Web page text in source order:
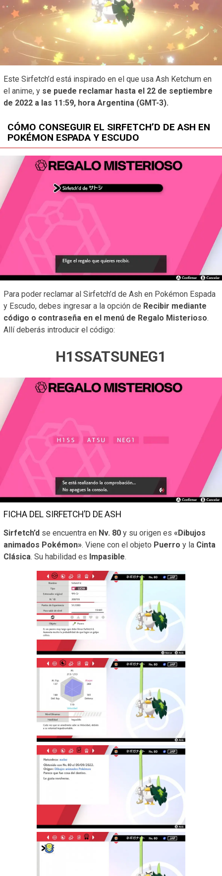
Este Sirfetch’d está inspirado en el que usa Ash Ketchum en
el anime, y se puede reclamar hasta el 22 de septiembre
de 2022 a las 11:59, hora Argentina (GMT-3).
CÓMO CONSEGUIR EL SIRFETCH’D DE ASH EN
POKÉMON ESPADA Y ESCUDO
Para poder reclamar al Sirfetch’d de Ash en Pokémon Espada
y Escudo, debes ingresar a la opción de Recibir mediante
código o contraseña en el menú de Regalo Misterioso.
Allí deberás introducir el código:
H1SSATSUNEG1
FICHA DEL SIRFETCH’D DE ASH
Sirfetch’d se encuentra en Nv. 80 y su origen es «Dibujos
animados Pokémon». Viene con el objeto Puerro y la Cinta
Clásica. Su habilidad es Impasible.